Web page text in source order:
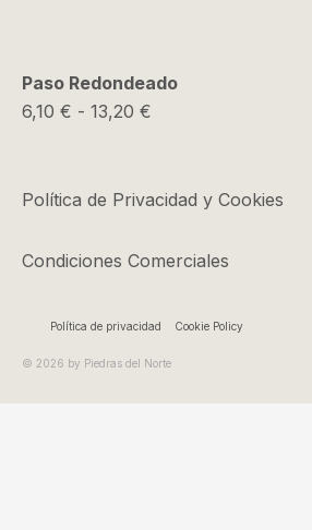
4,10 €
hasta
Paso Redondeado
6,10 € - 13,20 €
desde
hasta
Política de Privacidad y Cookies
Condiciones Comerciales
Política de privacidad Cookie Policy
© 2026 by Piedras del Norte